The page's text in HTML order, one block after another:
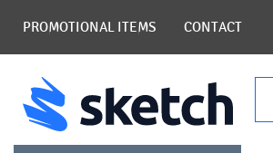
PROMOTIONAL ITEMS CONTACT